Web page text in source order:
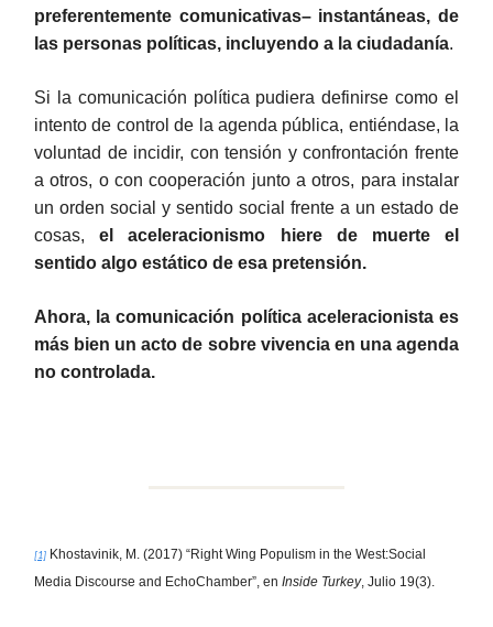
preferentemente comunicativas– instantáneas, de
las personas políticas, incluyendo a la ciudadanía.
Si la comunicación política pudiera definirse como el
intento de control de la agenda pública, entiéndase, la
voluntad de incidir, con tensión y confrontación frente
a otros, o con cooperación junto a otros, para instalar
un orden social y sentido social frente a un estado de
cosas,el aceleracionismo hiere de muerte el
sentido algo estático de esa pretensión.
Ahora, la comunicación política aceleracionista es
más bien un acto de sobre vivencia en una agenda
no controlada.
[1] Khostavinik, M. (2017) “Right Wing Populism in the West:Social
Media Discourse and EchoChamber”, en Inside Turkey, Julio 19(3).